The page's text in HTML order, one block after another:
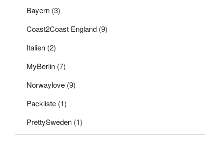
Bayern (3)
Coast2Coast England (9)
Italien (2)
MyBerlin (7)
Norwaylove (9)
Packliste (1)
PrettySweden (1)